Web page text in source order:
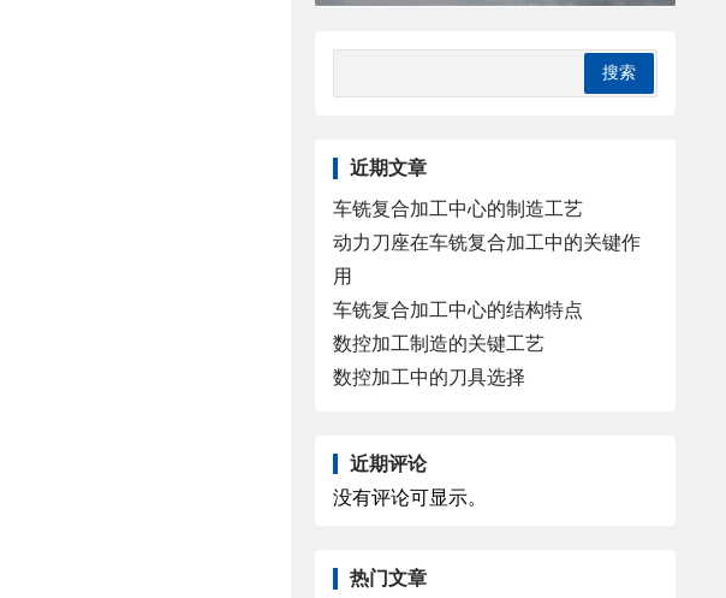
近期文章
车铣复合加工中心的制造工艺
动力刀座在车铣复合加工中的关键作
用
车铣复合加工中心的结构特点
数控加工制造的关键工艺
数控加工中的刀具选择
近期评论
没有评论可显示。
热门文章